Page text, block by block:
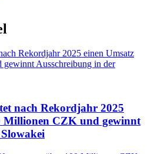
nach Rekordjahr 2025
Millionen CZK und gewinnt